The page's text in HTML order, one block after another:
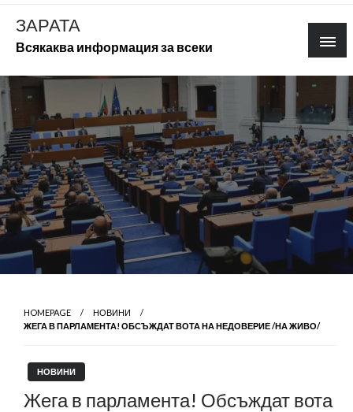
Skip
content
ЗАРАТА
Всякаква информация за всеки
HOMEPAGE
НОВИНИ
ЖЕГА В ПАРЛАМЕНТА! ОБСЪЖДАТ ВОТА НА НЕДОВЕРИЕ /НА ЖИВО/
НОВИНИ
Жега в парламента! Обсъждат вота